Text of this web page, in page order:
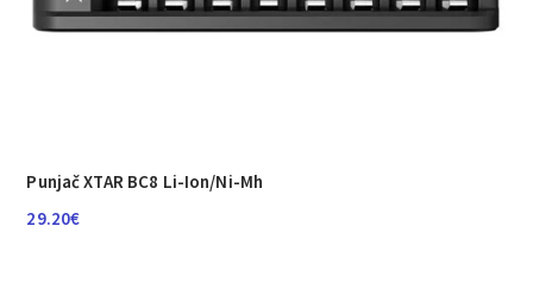
Punjač XTAR BC8 Li-Ion/Ni-Mh
29.20€